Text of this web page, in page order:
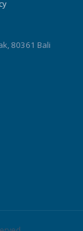
80361 Bali